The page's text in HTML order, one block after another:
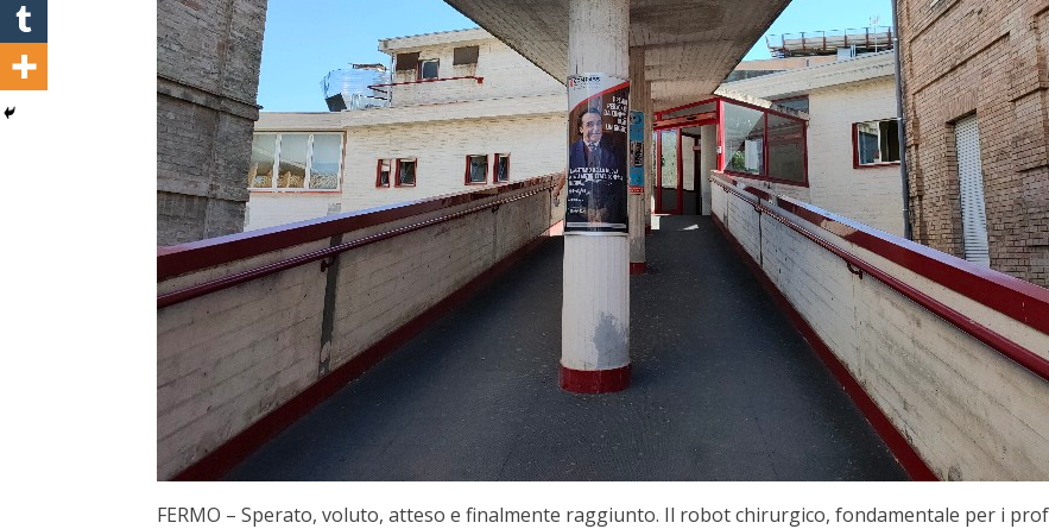
FERMO – Sperato, voluto, atteso e finalmente raggiunto. Il robot chirurgico, fondamentale per i